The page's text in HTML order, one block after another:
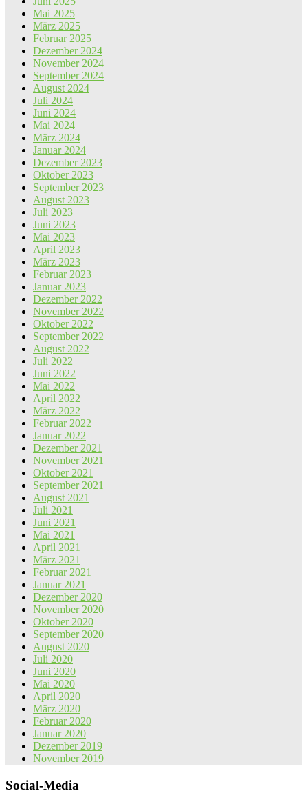
Mai 2025
März 2025
Februar 2025
Dezember 2024
November 2024
September 2024
August 2024
Juli 2024
Juni 2024
Mai 2024
März 2024
Januar 2024
Dezember 2023
Oktober 2023
September 2023
August 2023
Juli 2023
Juni 2023
Mai 2023
April 2023
März 2023
Februar 2023
Januar 2023
Dezember 2022
November 2022
Oktober 2022
September 2022
August 2022
Juli 2022
Juni 2022
Mai 2022
April 2022
März 2022
Februar 2022
Januar 2022
Dezember 2021
November 2021
Oktober 2021
September 2021
August 2021
Juli 2021
Juni 2021
Mai 2021
April 2021
März 2021
Februar 2021
Januar 2021
Dezember 2020
November 2020
Oktober 2020
September 2020
August 2020
Juli 2020
Juni 2020
Mai 2020
April 2020
März 2020
Februar 2020
Januar 2020
Dezember 2019
November 2019
Social-Media